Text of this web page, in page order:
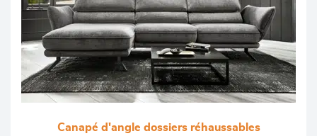
Canapé d'angle dossiers réhaussables